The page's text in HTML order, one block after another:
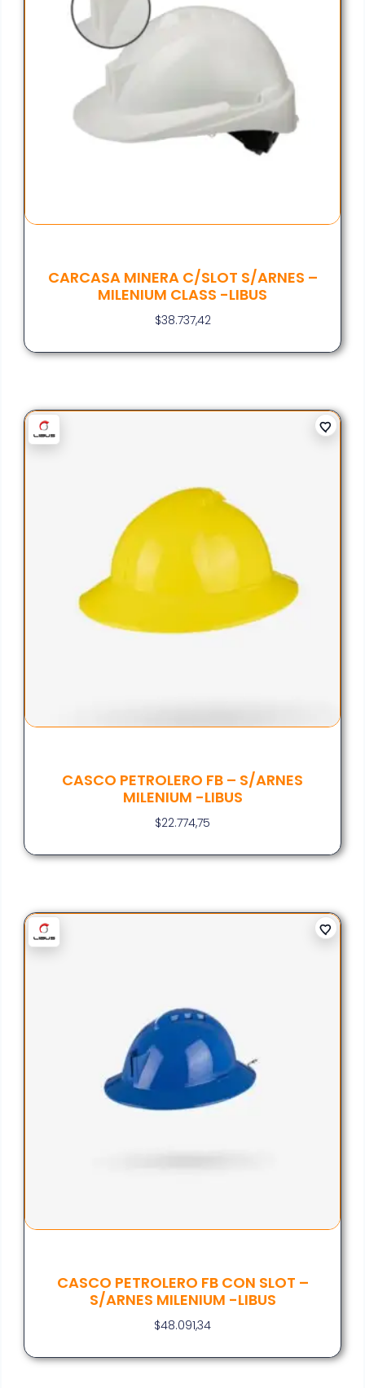
CARCASA MINERA C/SLOT S/ARNES –
MILENIUM CLASS -LIBUS
$38.737,42
CASCO PETROLERO FB – S/ARNES
MILENIUM -LIBUS
$22.774,75
CASCO PETROLERO FB CON SLOT –
S/ARNES MILENIUM -LIBUS
$48.091,34